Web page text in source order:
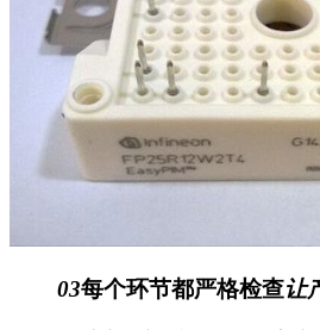
03每个环节都严格检查让